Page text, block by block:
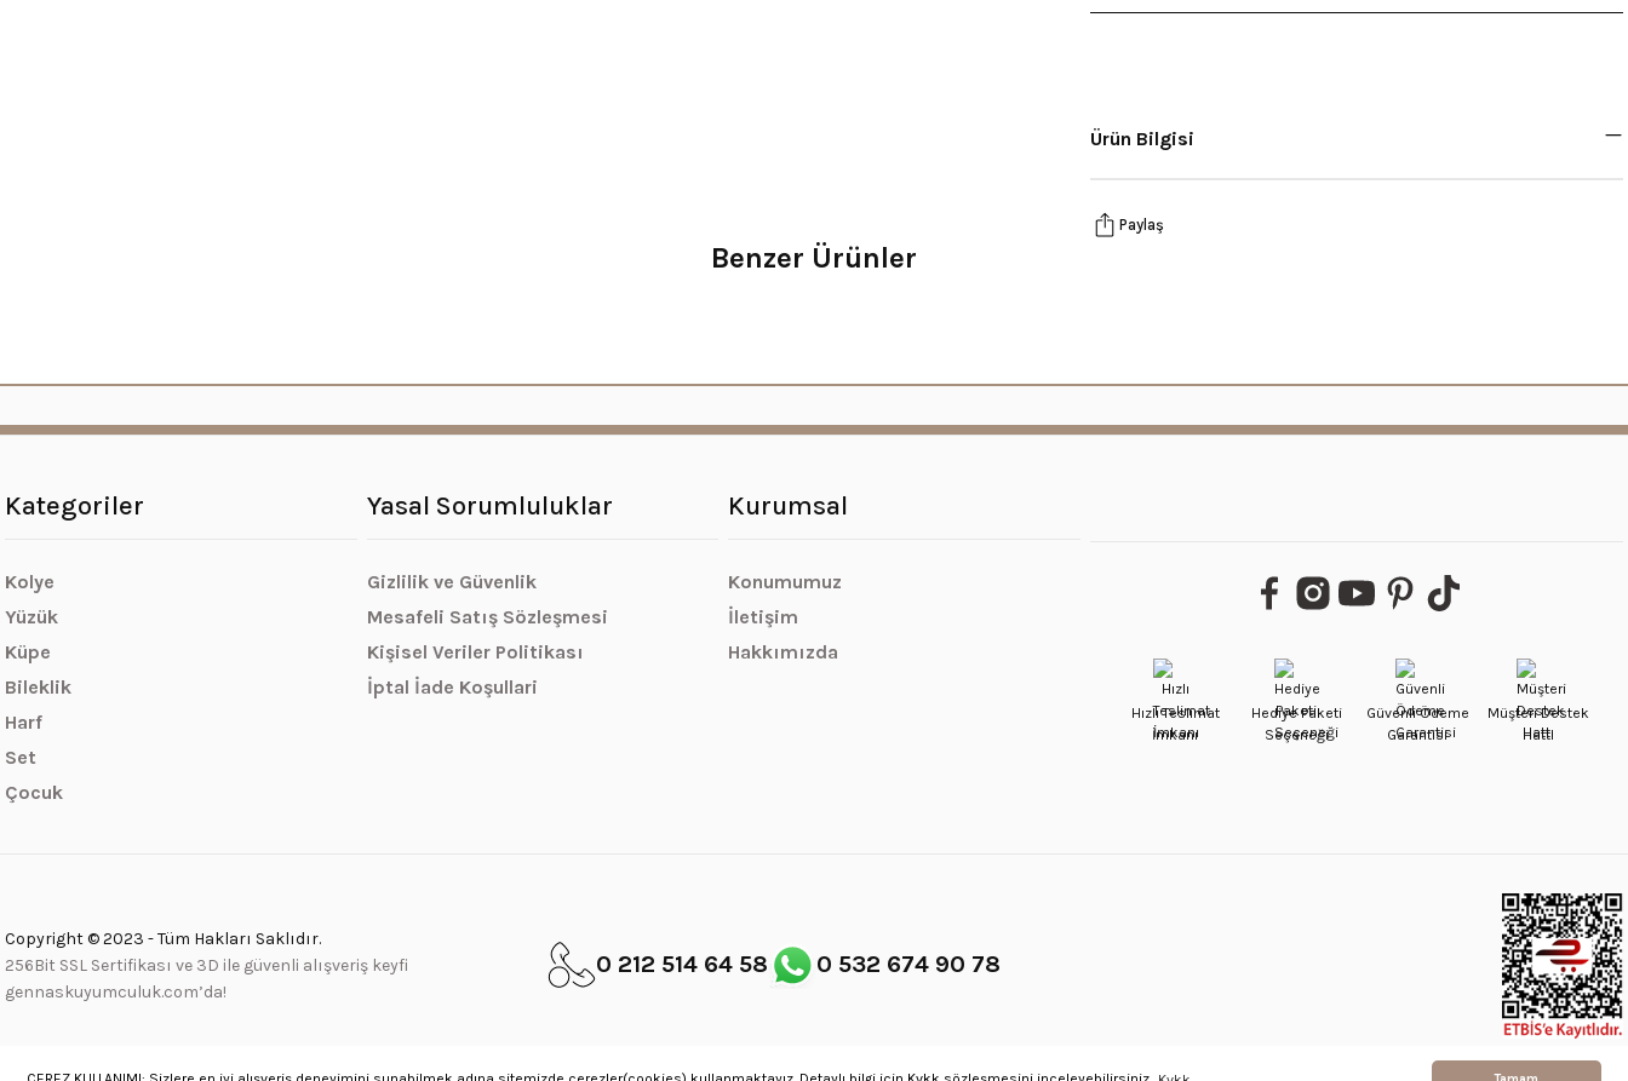
Ürün Bilgisi
Paylaş
Benzer Ürünler
Kategoriler
Kolye
Yüzük
Küpe
Bileklik
Harf
Set
Çocuk
Yasal Sorumluluklar
Gizlilik ve Güvenlik
Mesafeli Satış Sözleşmesi
Kişisel Veriler Politikası
İptal İade Koşullari
Kurumsal
Konumumuz
İletişim
Hakkımızda
Hızlı Teslimat
İmkanı
Hediye Paketi
Seçeneği
Güvenli Ödeme
Garantisi
Müşteri Destek
Hattı
Copyright © 2023 - Tüm Hakları Saklıdır.
256Bit SSL Sertifikası ve 3D ile güvenli alışveriş keyfi
gennaskuyumculuk.com’da!
0 212 514 64 58 0 532 674 90 78